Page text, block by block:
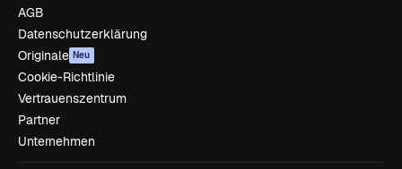
AGB
Datenschutzerklärung
Originale Neu
Cookie-Richtlinie
Vertrauenszentrum
Partner
Unternehmen